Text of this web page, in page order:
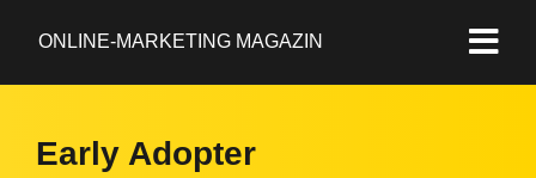
ONLINE-MARKETING MAGAZIN
Early Adopter